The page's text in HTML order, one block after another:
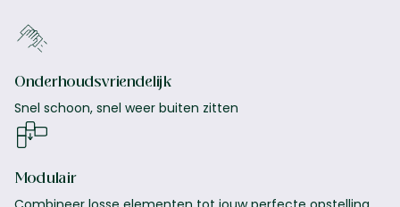
Onderhoudsvriendelijk
Snel schoon, snel weer buiten zitten
Modulair